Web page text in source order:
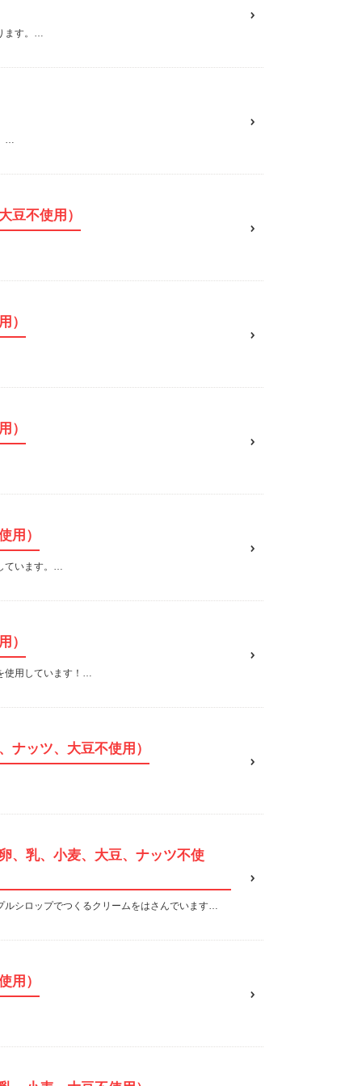
ます。…
…
豆不使用）
）
）
用）
ています。…
）
使用しています！…
ナッツ、大豆不使用）
、乳、小麦、大豆、ナッツ不使
シロップでつくるクリームをはさんでいます…
用）